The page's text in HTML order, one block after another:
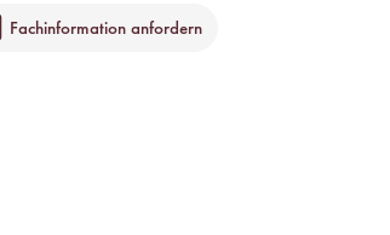
Fachinformation anfordern